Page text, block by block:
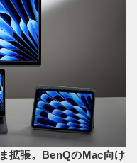
拡張。BenQのMac向け